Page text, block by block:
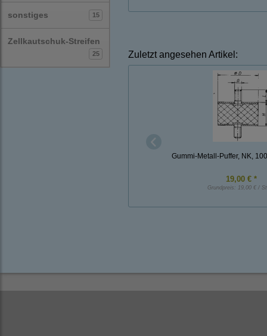
sonstiges 15
Zellkautschuk-Streifen
25 Zuletzt angesehen Artikel:
Gummi-Metall-Puffer, NK,
19,00 € *
Grundpreis: 19,00 € /